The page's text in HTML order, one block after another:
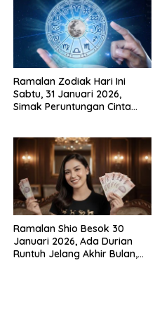
Ramalan Zodiak Hari Ini
Sabtu, 31 Januari 2026,
Simak Peruntungan Cinta
Ramalan Shio Besok 30
Januari 2026, Ada Durian
Runtuh Jelang Akhir Bulan,